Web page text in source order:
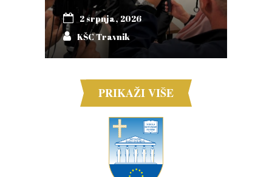
2 srpnja, 2026
KŠC Travnik
PRIKAŽI VIŠE